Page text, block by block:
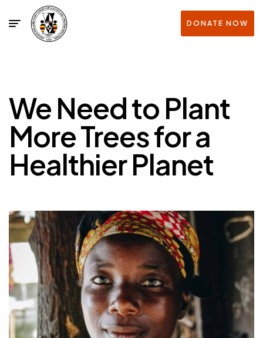
DONATE NOW
We Need to Plant
More Trees for a
Healthier Planet